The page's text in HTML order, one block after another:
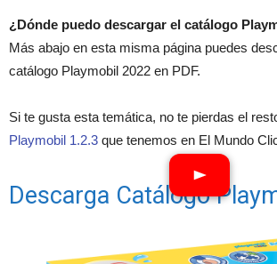
¿Dónde puedo descargar el catálogo
Más abajo en esta misma página puedes
catálogo Playmobil 2022 en PDF.
Si te gusta esta temática, no te pierdas el
Playmobil 1.2.3 que tenemos en El Mundo
Descarga Catálogo